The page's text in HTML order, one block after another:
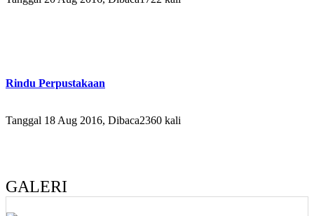
Rindu Perpustakaan
Tanggal 18 Aug 2016, Dibaca2360 kali
GALERI